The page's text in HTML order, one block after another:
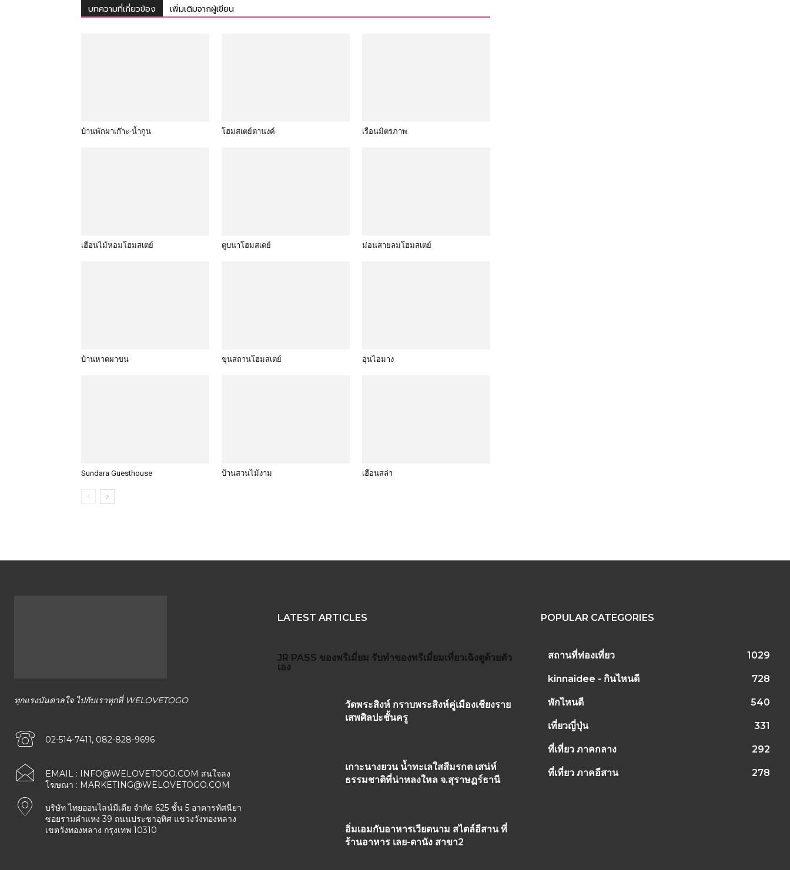
บทความที่เกี่ยวข้อง เพิ่มเติมจากผู้เขียน
บ้านพักผาเก๊าะ-น้ำกูน โฮมสเตย์ตานงค์ เรือนมิตรภาพ
เฮือนไม้หอมโฮมสเตย์ ตูบนาโฮมสเตย์ ม่อนสายลมโฮมสเตย์
บ้านหาดผาขน ขุนสถานโฮมสเตย์ อุ่นไอมาง
Sundara Guesthouse บ้านสวนไม้งาม เฮือนสล่า
ทุกแรงบันดาลใจ ไปกับเราทุกที่ WELOVETOGO
02-514-7411, 082-828-9696
EMAIL : INFO@WELOVETOGO.COM สนใจลง
โฆษณา : MARKETING@WELOVETOGO.COM
บริษัท ไทยออนไลน์มีเดีย จำกัด 625 ชั้น 5 อาคารทัศนียา
ซอยรามคำแหง 39 ถนนประชาอุทิศ แขวงวังทองหลาง
เขตวังทองหลาง กรุงเทพ 10310
LATEST ARTICLES
JR PASS ของพรีเมี่ยม รับทำของพรีเมี่ยมเที่ยวเฉิงตูด้วยตัว
เอง
วัดพระสิงห์ กราบพระสิงห์คู่เมืองเชียงราย
เสพศิลปะชั้นครู
เกาะนางยวน น้ำทะเลใสสีมรกต เสน่ห์
ธรรมชาติที่น่าหลงใหล จ.สุราษฏร์ธานี
อิ่มเอมกับอาหารเวียดนาม สไตล์อีสาน ที่
ร้านอาหาร เลย-ดานัง สาขา2
POPULAR CATEGORIES
สถานที่ท่องเที่ยว 1029
kinnaidee - กินไหนดี 728
พักไหนดี 540
เที่ยวญี่ปุ่น 331
ที่เที่ยว ภาคกลาง 292
ที่เที่ยว ภาคอีสาน 278